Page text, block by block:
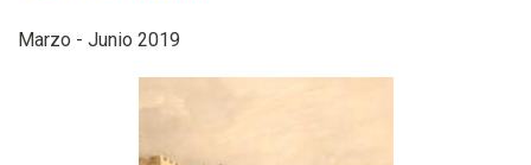
Marzo - Junio 2019